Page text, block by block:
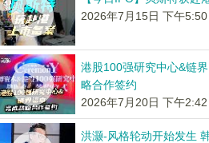
2026年7月15日 下午5:50
港股100强研究中心&链
略合作签约
2026年7月20日 下午2:42
洪灏-风格轮动开始发生